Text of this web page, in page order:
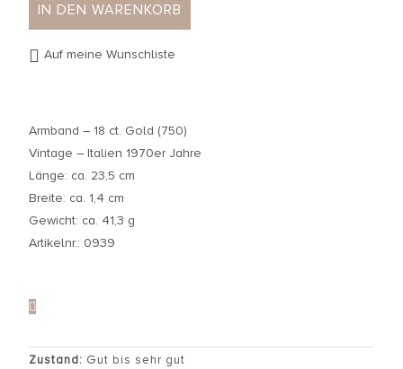
IN DEN WARENKORB
Auf meine Wunschliste
Armband – 18 ct. Gold (750)
Vintage – Italien 1970er Jahre
Länge: ca. 23,5 cm
Breite: ca. 1,4 cm
Gewicht: ca. 41,3 g
Artikelnr.: 0939
Zustand: Gut bis sehr gut